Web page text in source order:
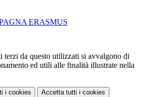
ERASMUS
terzi da questo utilizzati si avvalgono di
ed utili alle finalità illustrate nella
i cookies Accetta tutti i cookies